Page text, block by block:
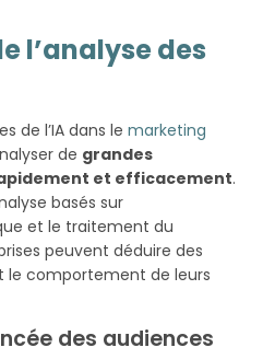
l’analyse des
de l’IA dans le marketing
de grandes
et efficacement.
basés sur
et le traitement du
peuvent déduire des
le comportement de leurs
des audiences